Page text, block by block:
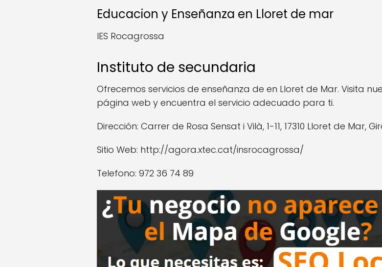
Educacion y Enseñanza en Lloret de mar
IES Rocagrossa
Instituto de secundaria
Ofrecemos servicios de enseñanza de en Lloret de Mar. Visita
página web y encuentra el servicio adecuado para ti.
Dirección: Carrer de Rosa Sensat i Vilà, 1-11, 17310 Lloret de Mar,
Sitio Web: http://agora.xtec.cat/insrocagrossa/
Telefono: 972 36 74 89